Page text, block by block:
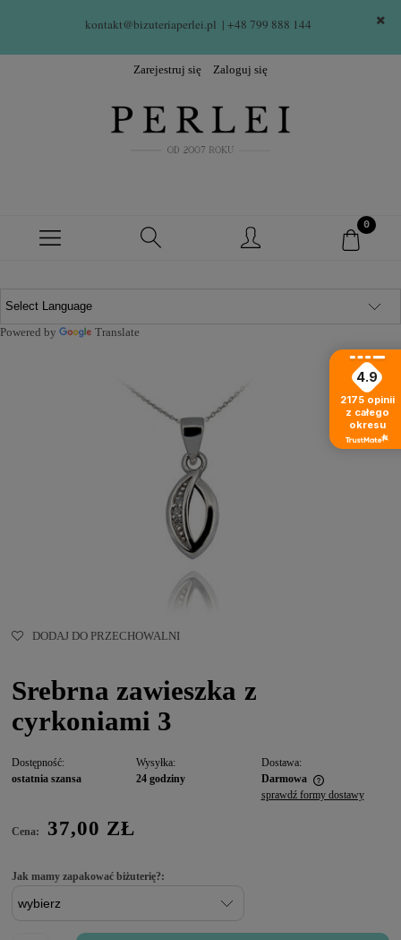
kontakt@bizuteriaperlei.pl | +48 799 888 144
Zarejestruj się Zaloguj się
Powered by Translate
DODAJ DO PRZECHOWALNI
Srebrna zawieszka z
cyrkoniami 3
Dostępność:
ostatnia szansa
Wysyłka:
24 godziny
Dostawa:
Darmowa
sprawdź formy dostawy
Cena: 37,00 ZŁ
Jak mamy zapakować biżuterię?:
4.9
2175 opinii
z całego
okresu